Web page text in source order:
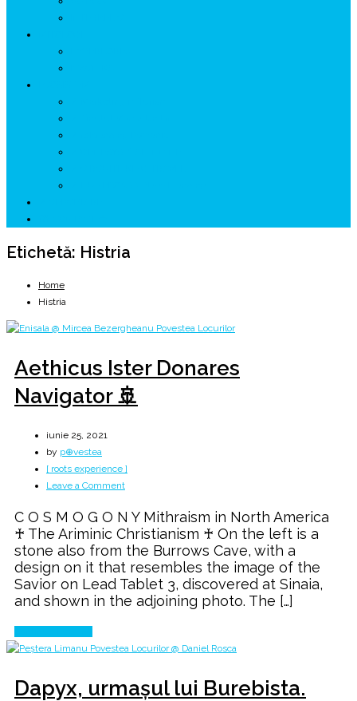
Etichetă: Histria
Home
Histria
Aethicus Ister Donares
Navigator 🚢
iunie 25, 2021
by p⊕vestea
[ roots experience ]
Leave a Commenton
Ister
Donares
Navigator
🚢
C O S M O G O N Y Mithraism in North America
♰ The Ariminic Christianism ♰ On the left is a
stone also from the Burrows Cave, with a
design on it that resembles the image of the
Savior on Lead Tablet 3, discovered at Sinaia,
and shown in the adjoining photo. The […]
Dapyx, urmașul lui Burebista.